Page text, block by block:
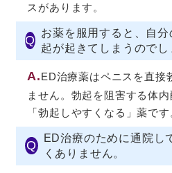
スがあります。
Q
お薬を服用すると、自
起が起きてしまうのでし
A.ED治療薬はペニスを直接
ません。勃起を阻害する体内
「勃起しやすくなる」薬です
Q
ED治療のために通院し
くありません。